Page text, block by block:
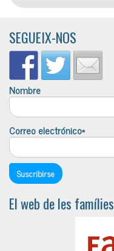
SEGUEIX-NOS
Nombre
Correo electrónico*
El web de les famílies